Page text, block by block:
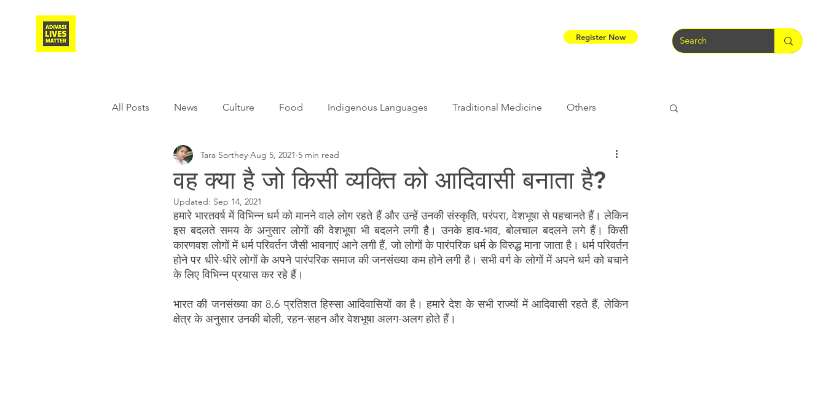
Register Now
All Posts News Culture Food Indigenous Languages Traditional Medicine Others
Agriculture Covid-19 Adivasi women Tribal Warriors
Freedom Fighters
Literature Media Education Adivasi Heroes
वह क्या है जो किसी व्यक्ति को आदिवासी बनाता है?
Tara Sorthey Aug 5, 2021 5 min read
Updated: Sep 14, 2021
हमारे भारतवर्ष में विभिन्न धर्म को मानने वाले लोग रहते हैं और उन्हें उनकी संस्कृति, परंपरा, वेशभूषा से पहचानते हैं। लेकिन
इस बदलते समय के अनुसार लोगों की वेशभूषा भी बदलने लगी है। उनके हाव-भाव, बोलचाल बदलने लगे हैं। किसी
कारणवश लोगों में धर्म परिवर्तन जैसी भावनाएं आने लगी हैं, जो लोगों के पारंपरिक धर्म के विरुद्ध माना जाता है। धर्म परिवर्तन
होने पर धीरे-धीरे लोगों के अपने पारंपरिक समाज की जनसंख्या कम होने लगी है। सभी वर्ग के लोगों में अपने धर्म को बचाने
के लिए विभिन्न प्रयास कर रहे हैं।
भारत की जनसंख्या का 8.6 प्रतिशत हिस्सा आदिवासियों का है। हमारे देश के सभी राज्यों में आदिवासी रहते हैं, लेकिन
क्षेत्र के अनुसार उनकी बोली, रहन-सहन और वेशभूषा अलग-अलग होते हैं।